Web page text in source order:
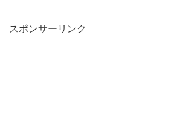
スポンサーリンク